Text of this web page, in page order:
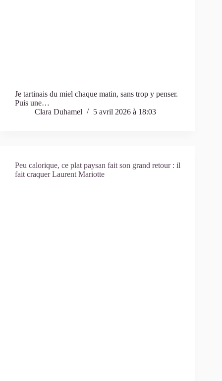
Je tartinais du miel chaque matin, sans trop y penser.
Puis une…
Clara Duhamel
5 avril 2026 à 18:03
Peu calorique, ce plat paysan fait son grand retour : il
fait craquer Laurent Mariotte